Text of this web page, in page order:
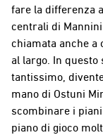
fare la differenza
centrali di
chiamata anche a
al largo. In questo
tantissimo,
mano di Ostuni
scombinare i
piano di gioco